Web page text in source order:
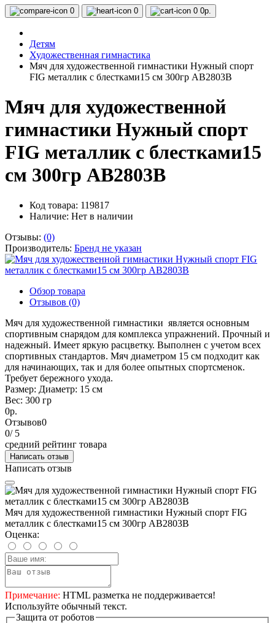
0 0 0 0р.
Детям
Художественная гимнастика
Мяч для художественной гимнастики Нужный спорт
FIG металлик с блестками15 см 300гр AB2803В
Мяч для художественной
гимнастики Нужный спорт
FIG металлик с блестками15
см 300гр AB2803В
Код товара: 119817
Наличие: Нет в наличии
Отзывы: (0)
Производитель: Бренд не указан
Обзор товара
Отзывов (0)
Мяч для художественной гимнастики является основным
спортивным снарядом для комплекса упражнений. Прочный и
надежный. Имеет яркую расцветку. Выполнен с учетом всех
спортивных стандартов. Мяч диаметром 15 см подходит как
для начинающих, так и для более опытных спортсменок.
Требует бережного ухода.
Размер: Диаметр: 15 см
Вес: 300 гр
0р.
Отзывов0
0/ 5
средний рейтинг товара
Написать отзыв
Написать отзыв
Мяч для художественной гимнастики Нужный спорт FIG
металлик с блестками15 см 300гр AB2803В
Оценка:
Примечание: HTML разметка не поддерживается!
Используйте обычный текст.
Защита от роботов